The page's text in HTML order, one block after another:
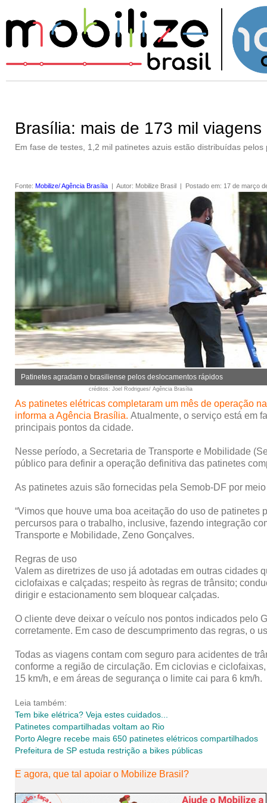
Brasília: mais de 173 mil
Em fase de testes, 1,2 mil patinetes azuis estão distribuídas
Fonte: Mobilize/ Agência Brasília | Autor: Mobilize Brasil | Postado em: 17 de março
Patinetes agradam o brasiliense pelos deslocamentos rápidos
créditos: Joel Rodrigues/ Agência Brasília
As patinetes elétricas completaram um mês de operação
informa a Agência Brasília. Atualmente, o serviço está em
principais pontos da cidade.
Nesse período, a Secretaria de Transporte e Mobilidade
público para definir a operação definitiva das patinetes
As patinetes azuis são fornecidas pela Semob-DF por
“Vimos que houve uma boa aceitação do uso de
percursos para o trabalho, inclusive, fazendo integração
Transporte e Mobilidade, Zeno Gonçalves.
Regras de uso
Valem as diretrizes de uso já adotadas em outras cidades
ciclofaixas e calçadas; respeito às regras de trânsito;
dirigir e estacionamento sem bloquear calçadas.
O cliente deve deixar o veículo nos pontos indicados pelo
corretamente. Em caso de descumprimento das regras, o
Todas as viagens contam com seguro para acidentes de
conforme a região de circulação. Em ciclovias e
15 km/h, e em áreas de segurança o limite cai para 6 km/h.
Leia também:
Tem bike elétrica? Veja estes cuidados...
Patinetes compartilhadas voltam ao Rio
Porto Alegre recebe mais 650 patinetes elétricos compartilhados
Prefeitura de SP estuda restrição a bikes públicas
E agora, que tal apoiar o Mobilize Brasil?